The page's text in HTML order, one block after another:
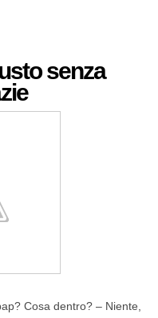
senza
Cosa dentro? – Niente,